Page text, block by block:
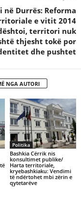
në Durrës: Reforma
e vitit 2014
territori nuk
thjesht tokë por
dhe pushtet
NGA AUTORI
Politika
Bashkia Cërrik nis
konsultimet publike/
Harta territoriale,
kryebashkiaku: Vendimi
të ndërtohet mbi zërin e
qytetarëve